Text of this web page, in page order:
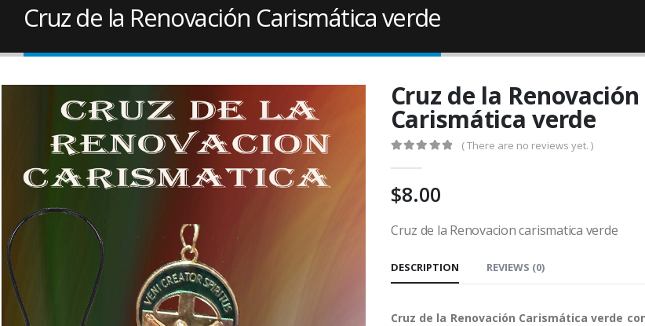
Cruz de la Renovación Carismática verde
Cruz de la Renovación
Carismática verde
( There are no reviews yet. )
$8.00
Cruz de la Renovacion carismatica verde
DESCRIPTION REVIEWS (0)
Cruz de la Renovación Carismática verde